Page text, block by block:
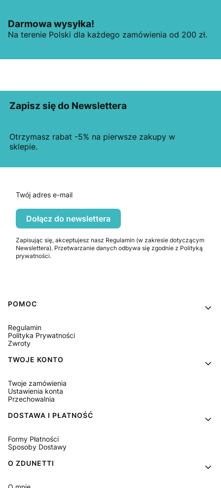
Darmowa wysyłka!
Na terenie Polski dla każdego zamówienia od 200 zł.
Zapisz się do Newslettera
Otrzymasz rabat -5% na pierwsze zakupy w
sklepie.
Twój adres e-mail
Dołącz do newslettera
Zapisując się, akceptujesz nasz Regulamin (w zakresie dotyczącym
Newslettera). Przetwarzanie danych odbywa się zgodnie z Polityką
prywatności.
Linki w stopce
POMOC
Regulamin
Polityka Prywatności
Zwroty
TWOJE KONTO
Twoje zamówienia
Ustawienia konta
Przechowalnia
DOSTAWA I PŁATNOŚĆ
Formy Płatności
Sposoby Dostawy
O ZDUNETTI